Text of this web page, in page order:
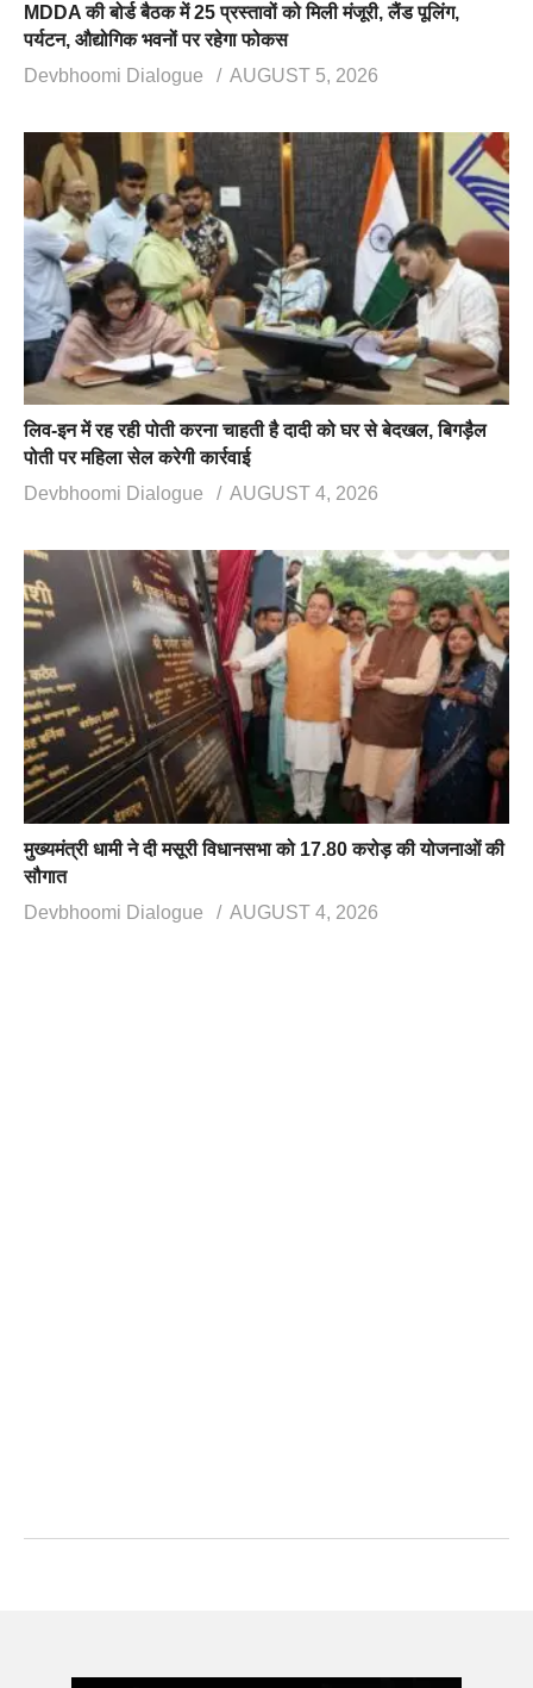
MDDA की बोर्ड बैठक में 25 प्रस्तावों को मिली मंजूरी, लैंड पूलिंग,
पर्यटन, औद्योगिक भवनों पर रहेगा फोकस
Devbhoomi Dialogue
AUGUST 5, 2026
लिव-इन में रह रही पोती करना चाहती है दादी को घर से बेदखल, बिगड़ैल
पोती पर महिला सेल करेगी कार्रवाई
Devbhoomi Dialogue
AUGUST 4, 2026
मुख्यमंत्री धामी ने दी मसूरी विधानसभा को 17.80 करोड़ की योजनाओं की
सौगात
Devbhoomi Dialogue
AUGUST 4, 2026